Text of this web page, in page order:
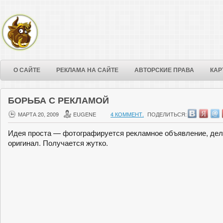
О САЙТЕ РЕКЛАМА НА САЙТЕ АВТОРСКИЕ ПРАВА
БОРЬБА С РЕКЛАМОЙ
МАРТА 20, 2009 EUGENE 4 КОММЕНТ. ПОДЕЛИТЬСЯ:
Идея проста — фотографируется рекламное объявление,
оригинал. Получается жутко.